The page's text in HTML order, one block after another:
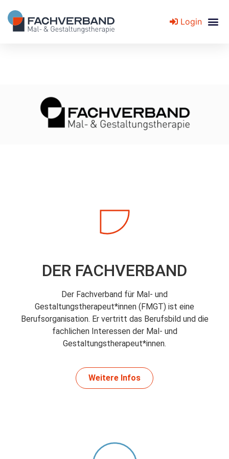
Login
DER FACHVERBAND
Der Fachverband für Mal- und
Gestaltungstherapeut*innen (FMGT) ist eine
Berufsorganisation. Er vertritt das Berufsbild und die
fachlichen Interessen der Mal- und
Gestaltungstherapeut*innen.
Weitere Infos